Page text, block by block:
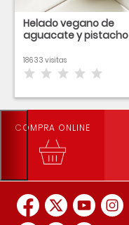
Helado vegano de
aguacate y pistacho
18633 visitas
COMPRA ONLINE